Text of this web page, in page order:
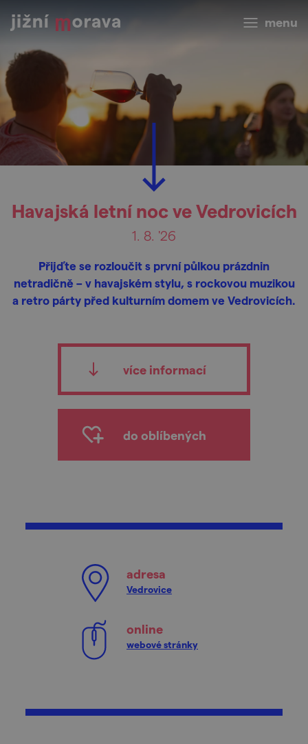
menu
Havajská letní noc ve Vedrovicích
1. 8. '26
Přijďte se rozloučit s první půlkou prázdnin
netradičně – v havajském stylu, s rockovou muzikou
a retro párty před kulturním domem ve Vedrovicích.
více informací
do oblíbených
adresa
Vedrovice
online
webové stránky